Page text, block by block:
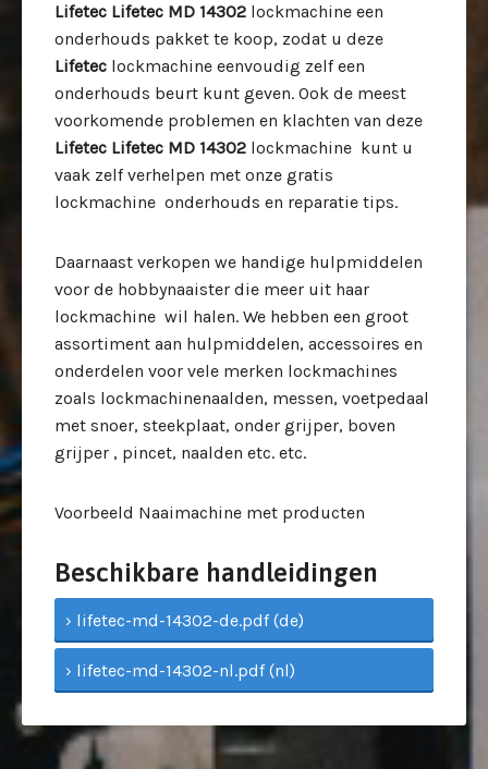
Lifetec Lifetec MD 14302 lockmachine een
onderhouds pakket te koop, zodat u deze
Lifetec lockmachine eenvoudig zelf een
onderhouds beurt kunt geven. Ook de meest
voorkomende problemen en klachten van deze
Lifetec Lifetec MD 14302 lockmachine kunt u
vaak zelf verhelpen met onze gratis
lockmachine onderhouds en reparatie tips.
Daarnaast verkopen we handige hulpmiddelen
voor de hobbynaaister die meer uit haar
lockmachine wil halen. We hebben een groot
assortiment aan hulpmiddelen, accessoires en
onderdelen voor vele merken lockmachines
zoals lockmachinenaalden, messen, voetpedaal
met snoer, steekplaat, onder grijper, boven
grijper , pincet, naalden etc. etc.
Voorbeeld Naaimachine met producten
Beschikbare handleidingen
› lifetec-md-14302-de.pdf (de)
› lifetec-md-14302-nl.pdf (nl)